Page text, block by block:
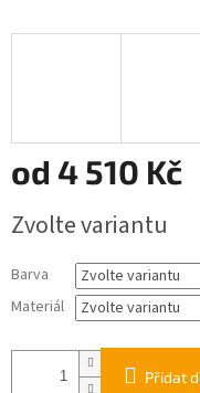
od 4 510 Kč
cena:
Zvolte variantu
Barva
Materiál
Přidat